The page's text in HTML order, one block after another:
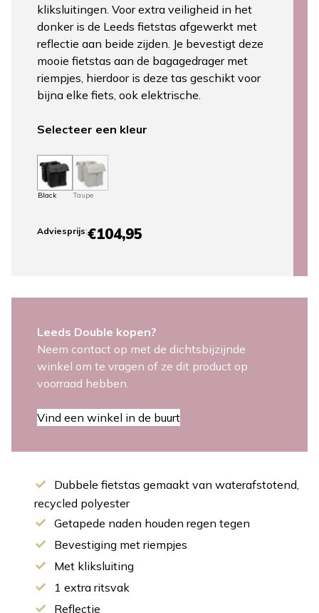
kliksluitingen. Voor extra veiligheid in het
donker is de Leeds fietstas afgewerkt met
reflectie aan beide zijden. Je bevestigt deze
mooie fietstas aan de bagagedrager met
riempjes, hierdoor is deze tas geschikt voor
bijna elke fiets, ook elektrische.
Selecteer een kleur
Black Taupe
Adviesprijs:€104,95
Leeds Double kopen?
Neem contact op met de dichtsbijzijnde
winkel om te vragen of ze dit product op
voorraad hebben.
Vind een winkel in de buurt
Dubbele fietstas gemaakt van waterafstotend,
recycled polyester
Getapede naden houden regen tegen
Bevestiging met riempjes
Met kliksluiting
1 extra ritsvak
Reflectie